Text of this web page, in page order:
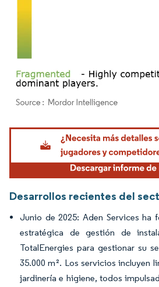
Imagen © Mordor Intelligence. El uso requiere
Desarrollos recientes del
Junio de 2025: Aden Services ha
estratégica de gestión de
TotalEnergies para gestionar su
35.000 m². Los servicios incluyen
jardinería e higiene, todos